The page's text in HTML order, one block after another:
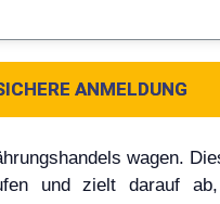
ANMELDUNG
wagen.
und zielt darauf